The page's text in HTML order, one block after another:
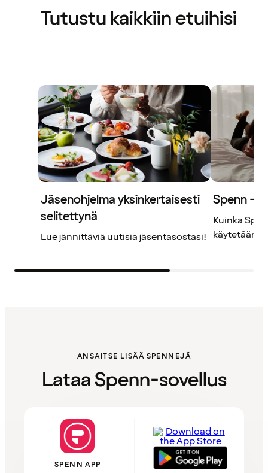
Tutustu kaikkiin etuihisi
Jäsenohjelma yksinkertaisesti
selitettynä
Lue jännittäviä uutisia jäsentasostasi!
Spenn –
Kuinka
käytetään?
ANSAITSE LISÄÄ SPENNEJÄ
Lataa Spenn-sovellus
SPENN APP